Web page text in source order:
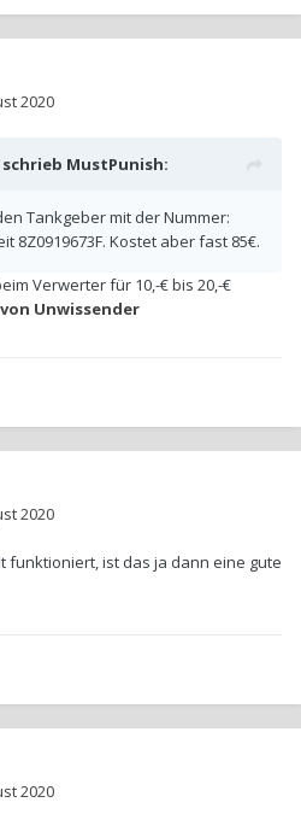
2020
schrieb MustPunish:
Tankgeber mit der Nummer:
8Z0919673F. Kostet aber fast 85€.
Verwerter für 10,-€ bis 20,-€
von Unwissender
2020
funktioniert, ist das ja dann eine gute
2020